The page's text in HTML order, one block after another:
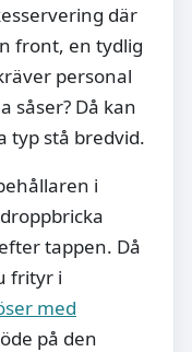
där
front, en tydlig
personal
såser? Då kan
typ stå bredvid.
i
tappen. Då
frityr i
med
på den